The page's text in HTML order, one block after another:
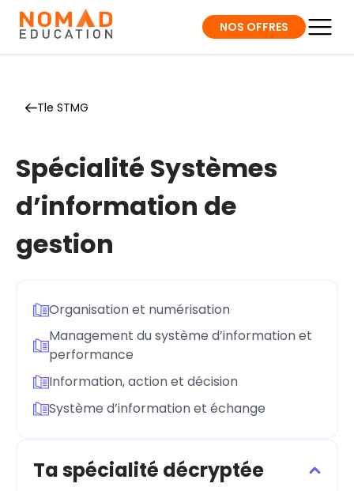
NOS OFFRES
Tle STMG
Spécialité Systèmes
d’information de
gestion
Organisation et numérisation
Management du système d’information et
performance
Information, action et décision
Système d’information et échange
Ta spécialité décryptée